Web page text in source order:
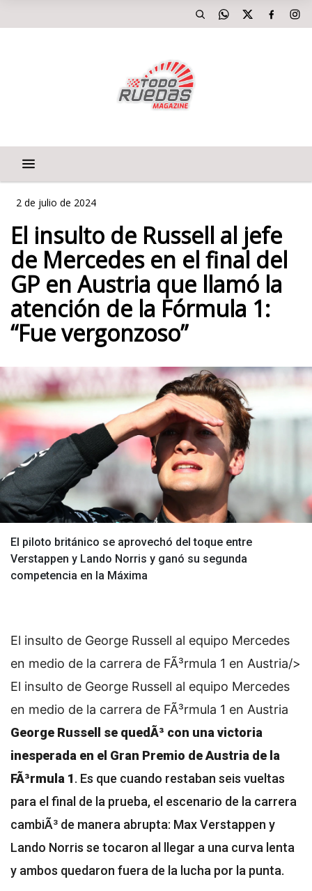
2 de julio de 2024
El insulto de Russell al jefe
de Mercedes en el final del
GP en Austria que llamó la
atención de la Fórmula 1:
“Fue vergonzoso”
El piloto británico se aprovechó del toque entre
Verstappen y Lando Norris y ganó su segunda
competencia en la Máxima
El insulto de George Russell al equipo Mercedes
en medio de la carrera de FÃ³rmula 1 en Austria/>
El insulto de George Russell al equipo Mercedes
en medio de la carrera de FÃ³rmula 1 en Austria
George Russell se quedÃ³ con una victoria
inesperada en el Gran Premio de Austria de la
FÃ³rmula 1. Es que cuando restaban seis vueltas
para el final de la prueba, el escenario de la carrera
cambiÃ³ de manera abrupta: Max Verstappen y
Lando Norris se tocaron al llegar a una curva lenta
y ambos quedaron fuera de la lucha por la punta.